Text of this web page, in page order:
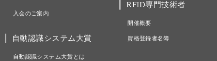
入会のご案内
自動認識システム大賞
自動認識システム大賞とは
RFID専門技術者
開催概要
資格登録者名簿